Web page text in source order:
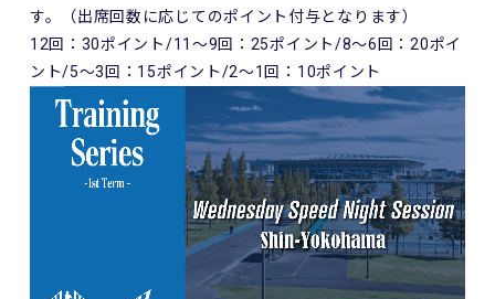
す。（出席回数に応じてのポイント付与となります）
12回：30ポイント/11～9回：25ポイント/8～6回：20ポイ
ント/5～3回：15ポイント/2～1回：10ポイント